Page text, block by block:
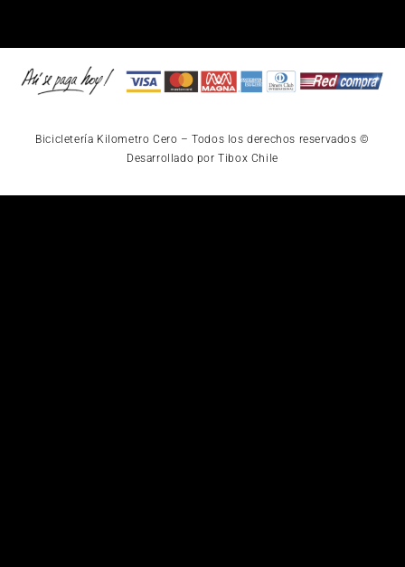
Bicicletería Kilometro Cero – Todos los derechos reservados ©
Desarrollado por Tibox Chile